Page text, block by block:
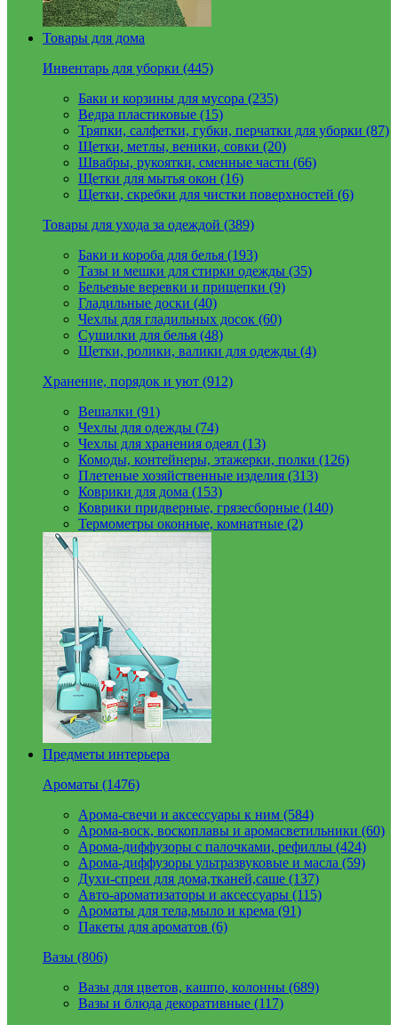
Товары для дома
Инвентарь для уборки (445)
Баки и корзины для мусора (235)
Ведра пластиковые (15)
Тряпки, салфетки, губки, перчатки для уборки (87)
Щетки, метлы, веники, совки (20)
Швабры, рукоятки, сменные части (66)
Щетки для мытья окон (16)
Щетки, скребки для чистки поверхностей (6)
Товары для ухода за одеждой (389)
Баки и короба для белья (193)
Тазы и мешки для стирки одежды (35)
Бельевые веревки и прищепки (9)
Гладильные доски (40)
Чехлы для гладильных досок (60)
Сушилки для белья (48)
Щетки, ролики, валики для одежды (4)
Хранение, порядок и уют (912)
Вешалки (91)
Чехлы для одежды (74)
Чехлы для хранения одеял (13)
Комоды, контейнеры, этажерки, полки (126)
Плетеные хозяйственные изделия (313)
Коврики для дома (153)
Коврики придверные, грязесборные (140)
Термометры оконные, комнатные (2)
Предметы интерьера
Ароматы (1476)
Арома-свечи и аксессуары к ним (584)
Арома-воск, воскоплавы и аромасветильники (60)
Арома-диффузоры с палочками, рефиллы (424)
Арома-диффузоры ультразвуковые и масла (59)
Духи-спреи для дома,тканей,саше (137)
Авто-ароматизаторы и аксессуары (115)
Ароматы для тела,мыло и крема (91)
Пакеты для ароматов (6)
Вазы (806)
Вазы для цветов, кашпо, колонны (689)
Вазы и блюда декоративные (117)